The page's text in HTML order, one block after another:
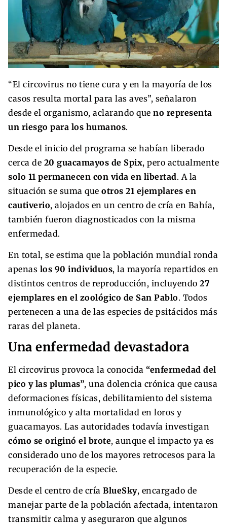
“El circovirus no tiene cura y en la mayoría de los
casos resulta mortal para las aves”, señalaron
desde el organismo, aclarando que no representa
un riesgo para los humanos.
Desde el inicio del programa se habían liberado
cerca de 20 guacamayos de Spix, pero actualmente
solo 11 permanecen con vida en libertad. A la
situación se suma que otros 21 ejemplares en
cautiverio, alojados en un centro de cría en Bahía,
también fueron diagnosticados con la misma
enfermedad.
En total, se estima que la población mundial ronda
apenas los 90 individuos, la mayoría repartidos en
distintos centros de reproducción, incluyendo 27
ejemplares en el zoológico de San Pablo. Todos
pertenecen a una de las especies de psitácidos más
raras del planeta.
Una enfermedad devastadora
El circovirus provoca la conocida “enfermedad del
pico y las plumas”, una dolencia crónica que causa
deformaciones físicas, debilitamiento del sistema
inmunológico y alta mortalidad en loros y
guacamayos. Las autoridades todavía investigan
cómo se originó el brote, aunque el impacto ya es
considerado uno de los mayores retrocesos para la
recuperación de la especie.
Desde el centro de cría BlueSky, encargado de
manejar parte de la población afectada, intentaron
transmitir calma y aseguraron que algunos